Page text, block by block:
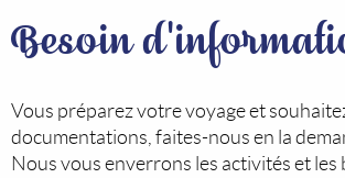
Besoin
Vous préparez votre voyage et
documentations, faites-nous en la
Nous vous enverrons les activités et les